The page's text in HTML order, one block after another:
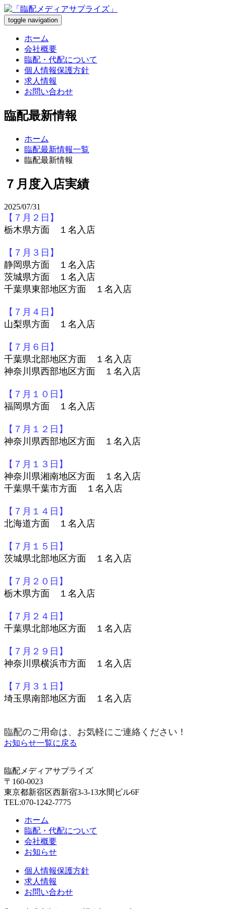
toggle navigation
ホーム
会社概要
臨配・代配について
個人情報保護方針
求人情報
お問い合わせ
臨配最新情報
ホーム
臨配最新情報一覧
臨配最新情報
７月度入店実績
2025/07/31
【７月２日】
栃木県方面 １名入店
【７月３日】
静岡県方面 １名入店
茨城県方面 １名入店
千葉県東部地区方面 １名入店
【７月４日】
山梨県方面 １名入店
【７月６日】
千葉県北部地区方面 １名入店
神奈川県西部地区方面 １名入店
【７月１０日】
福岡県方面 １名入店
【７月１２日】
神奈川県西部地区方面 １名入店
【７月１３日】
神奈川県湘南地区方面 １名入店
千葉県千葉市方面 １名入店
【７月１４日】
北海道方面 １名入店
【７月１５日】
茨城県北部地区方面 １名入店
【７月２０日】
栃木県方面 １名入店
【７月２４日】
千葉県北部地区方面 １名入店
【７月２９日】
神奈川県横浜市方面 １名入店
【７月３１日】
埼玉県南部地区方面 １名入店
臨配のご用命は、お気軽にご連絡ください！
お知らせ一覧に戻る
臨配メディアサプライズ
〒160-0023
東京都新宿区西新宿3-3-13水間ビル6F
TEL:070-1242-7775
ホーム
臨配・代配について
会社概要
お知らせ
個人情報保護方針
求人情報
お問い合わせ